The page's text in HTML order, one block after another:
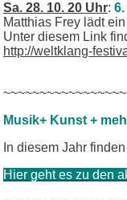
Sa. 28. 10. 20 Uhr:
Matthias Frey lädt
Unter diesem Link
http://weltklang-
Musik+ Kunst +
In diesem Jahr
Hier geht es zu den